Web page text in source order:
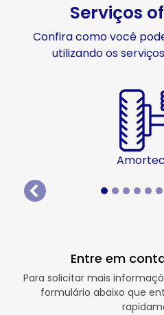
Serviços
Confira como você
utilizando os
templates.template-
Entre em
Para solicitar mais
formulário abaixo que